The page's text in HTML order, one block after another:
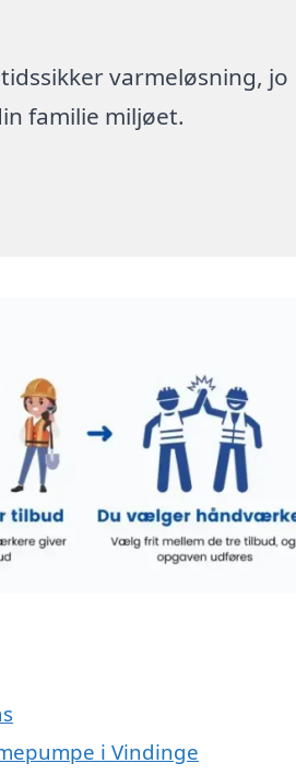
varmeløsning, jo
familie miljøet.
i Vindinge